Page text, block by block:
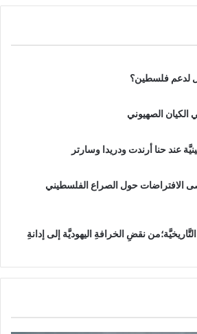
لدعم فلسطين؟
الكيان الصهيوني
عند حنا أرندت ودريدا وسارتر
الافتراضات حول الصراع الفلسطيني
نقضِ الخرافةِ اليهوديَّة إلى إدانةِ